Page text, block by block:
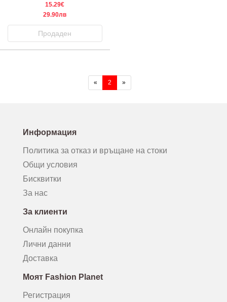
15.29€
29.90лв
Продаден
« 2 (current)
»
Информация
Политика за отказ и връщане на стоки
Общи условия
Бисквитки
За нас
За клиенти
Онлайн покупка
Лични данни
Доставка
Моят Fashion Planet
Регистрация